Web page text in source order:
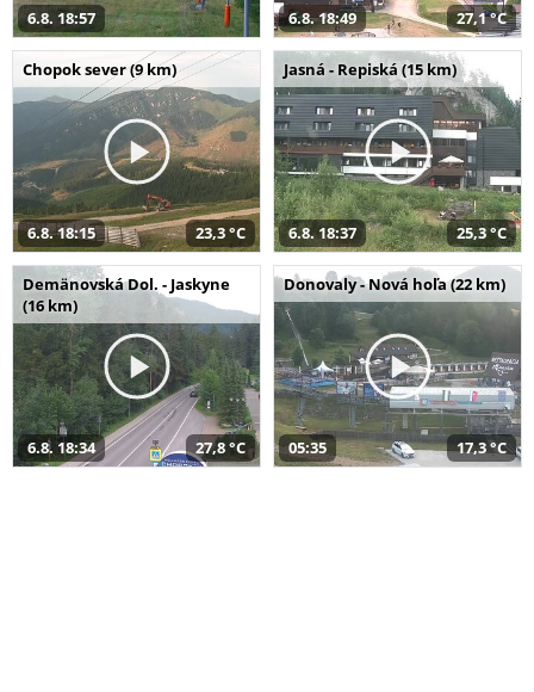
6.8. 18:57 6.8. 18:49 27,1 °C
Chopok sever (9 km)
6.8. 18:15 23,3 °C
Jasná - Repiská (15 km)
6.8. 18:37 25,3 °C
Demänovská Dol. - Jaskyne
(16 km)
6.8. 18:34 27,8 °C
Donovaly - Nová hoľa (22 km)
05:35 17,3 °C